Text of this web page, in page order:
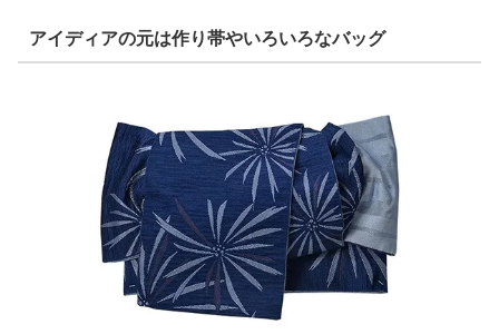
アイディアの元は作り帯やいろいろなバッグ